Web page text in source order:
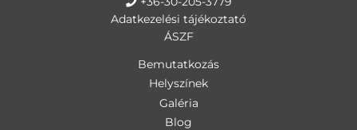
Adatkezelési tájékoztató
ÁSZF
Bemutatkozás
Helyszínek
Galéria
Blog